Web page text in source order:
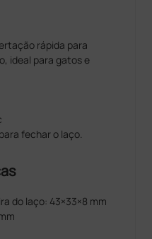
rápida para
ideal para gatos e
fechar o laço.
do laço: 43×33×8 mm